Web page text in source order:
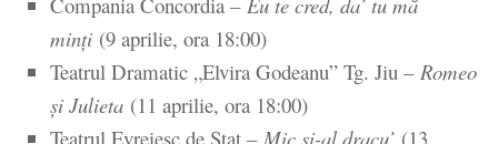
minți (9 aprilie, ora 18:00)
Teatrul Dramatic „Elvira Godeanu” Tg. Jiu – Romeo
și Julieta (11 aprilie, ora 18:00)
Teatrul Evreiesc de Stat – Mic și-al dracu’ (13